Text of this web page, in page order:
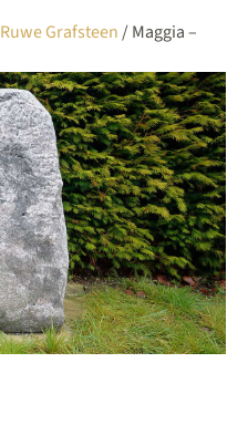
Ruwe Grafsteen/ Maggia –